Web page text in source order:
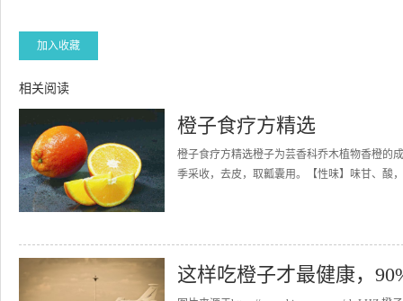
加入收藏
相关阅读
橙子食疗方精选
橙子食疗方精选橙子为芸香科乔木植物香橙的
季采收，去皮，取瓤囊用。【性味】味甘、酸
这样吃橙子才最健康，